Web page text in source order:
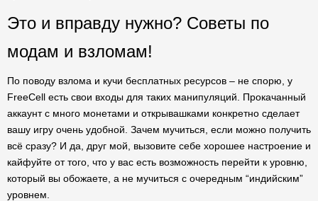
Это и вправду нужно? Советы по
модам и взломам!
По поводу взлома и кучи бесплатных ресурсов – не спорю, у
FreeCell есть свои входы для таких манипуляций. Прокачанный
аккаунт с много монетами и открывашками конкретно сделает
вашу игру очень удобной. Зачем мучиться, если можно получить
всё сразу? И да, друг мой, вызовите себе хорошее настроение и
кайфуйте от того, что у вас есть возможность перейти к уровню,
который вы обожаете, а не мучиться с очередным “индийским”
уровнем.